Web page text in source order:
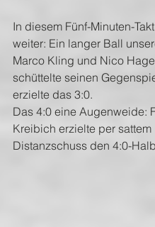
In diesem Fünf-Minuten-
weiter: Ein langer Ball
Marco Kling und Nico
schüttelte seinen
erzielte das 3:0.
Das 4:0 eine Augenweide:
Kreibich erzielte per sattem
Distanzschuss den 4:0-